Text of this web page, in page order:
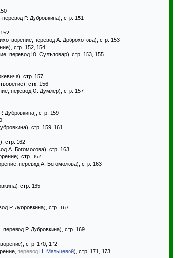
Р. Дубровкина), стр. 151
перевод А. Доброхотова), стр. 153
стр. 152, 154
перевод Ю. Сулъповар), стр. 153, 155
стр. 157
стр. 156
перевод О. Думлер), стр. 157
Дубровкина), стр. 159
стр. 159, 161
стр. 162
А. Богомолова), стр. 163
стр. 162
перевод А. Богомолова), стр. 163
стр. 165
Р. Дубровкина), стр. 167
Р. Дубровкина), стр. 169
стр. 170, 172
перевод Н. Мальцевой), стр. 171, 173